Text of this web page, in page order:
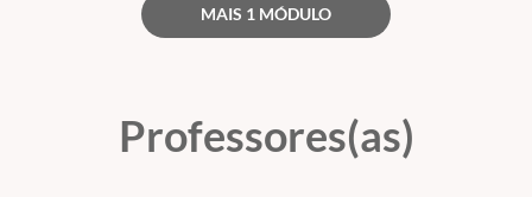
MAIS 1 MÓDULO
Professores(as)